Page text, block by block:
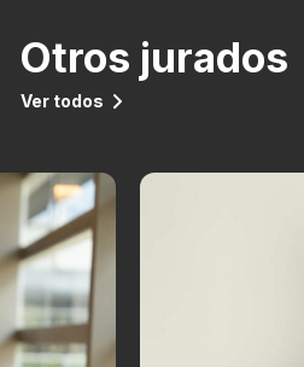
Otros jurados
Ver todos